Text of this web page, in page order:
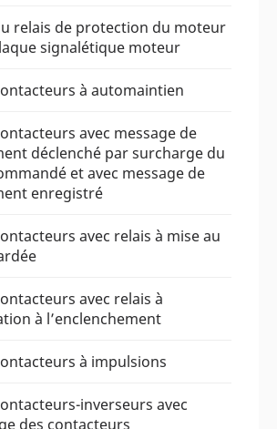
relais de protection du moteur
signalétique moteur
à automaintien
avec message de
déclenché par surcharge du
et avec message de
enregistré
avec relais à mise au
avec relais à
à l’enclenchement
à impulsions
inverseurs avec
des contacteurs